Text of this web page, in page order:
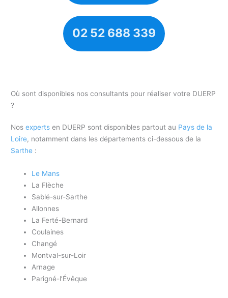
02 52 688 339
Où sont disponibles nos consultants pour réaliser votre DUERP
?
Nosexperts en DUERP sont disponibles partout au Pays de la
Loire, notamment dans les départements ci-dessous de la
Sarthe :
Le Mans
La Flèche
Sablé-sur-Sarthe
Allonnes
La Ferté-Bernard
Coulaines
Changé
Montval-sur-Loir
Arnage
Parigné-l’Évêque